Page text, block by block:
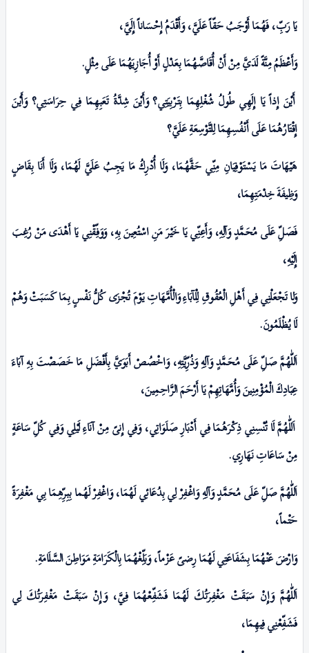
یَا رَبِّ، فَهُمَا أَوْجَبُ حَقّاً عَلَيَّ، وَأَقْدَمُ إِحْسَاناً إِلَيَّ،
وَأَعْظَمُ مِنَّةً لَدَيَّ مِنْ أَنْ أُقَاصَّهُمَا بِعَدْلٍ أَوْ أُجَازِيَهُمَا عَلَی مِثْلٍ.
أَيْنَ إِذاً یَا إِلَهِي طُولُ شُغْلِهِمَا بِتَـرْبِيَتِي؟ وَأَيْنَ شِدَّةُ تَعَبِهِمَا فِي حِرَاسَتِي؟ وَأَيْنَ
إِقْتَارُهُمَا عَلَی أَنْفُسِهِمَا لِلتَّوْسِعَةِ عَلَيَّ؟
هَيْهَاتَ مَا يَسْتَوْفِيَانِ مِنِّي حَقَّهُمَا، وَلَا أُدْرِكُ مَا يَجِبُ عَلَيَّ لَهُمَا،وَلَا أَنَا بِقَاضٍ
وَظِيفَةَ خِدْمَتِهِمَا،
فَصَلِّ عَلَی مُحَمَّدٍ وَآلِهِ، وَأَعِنِّي یَا خَیْرَ مَنِ اسْتُعِینَ بِهِ، وَوَفِّقْنِي یَا أَهْدَى مَنْ رُغِبَ
إِلَيْهِ،
وَلا تَجْعَلْنِي فِي أَهْلِ الْعُقُوقِ لِلْآبَاءِ وَالْأُمَّهَاتِ يَوْمَ تُجْزَى كُلُّ نَفْسٍ بِـمَا كَسَبَتْ وَهُمْ
لَا يُظْلَمُونَ.
اَللّٰهُمَّ صَلِّ عَلَی مُحَمَّدٍ وَآلِهِ وَذُرِّيَّتِهِ، وَاخْصُصْ أَبَوَيَّ بِأَفْضَلِ مَا خَصَصْتَ بِهِ آبَاءَ
عِبَادِكَ الْمُؤْمِنِینَ وَأُمَّهَاتِهِمْ یَا أَرْحَمَ الرَّاحِمِینَ،
اَللّٰهُمَّ لَا تُنْسِنِي ذِكْرَهُمَا فِي أَدْبَارِ صَلَوَاتِي، وَفِي إِنیً مِنْ آنَاءِ لَيْلِي وَفِي كُلِّ سَاعَةٍ
مِنْ سَاعَاتِ نَهَارِي.
اَللّٰهُمَّ صَلِّ عَلَى مُحَمَّدٍ وَآلِهِ وَاغْفِرْ لِي بِدُعَائِي لَهُمَا، وَاغْفِرْ لَهُما بِبِـرِّهِمَا بِي مَغْفِرَةً
حَتْماً،
وَارْضَ عَنْهُمَا بِشَفَاعَتِي لَهُمَا رِضیً عَزْماً، وَبَلِّغْهُمَا بِالْكَرَامَةِ مَوَاطِنَ السَّلَامَةِ.
اَللّٰهُمَّ وَإِنْ سَبَقَتْ مَغْفِرَتُكَ لَهُمَا فَشَفِّعْهُمَا فِيَّ، وَإِنْ سَبَقَتْ مَغْفِرَتُكَ لِي
فَشَفِّعْنِي فِيهِمَا،